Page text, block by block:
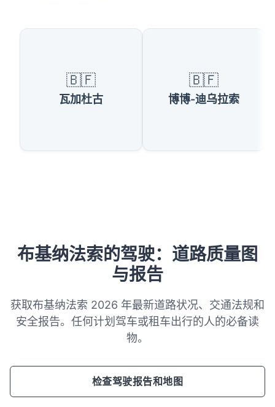
布基纳法索热门城市
🇧🇫
瓦加杜古
🇧🇫
博博-迪乌拉索
布基纳法索的驾驶：道路质量图
与报告
获取布基纳法索 2026 年最新道路状况、交通法规和
安全报告。任何计划驾车或租车出行的人的必备读
物。
检查驾驶报告和地图